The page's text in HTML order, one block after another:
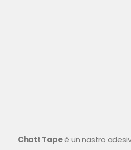
Chatt Tapeè un nastro